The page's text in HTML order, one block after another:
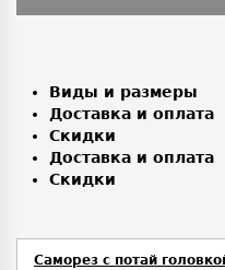
Виды и размеры
Доставка и оплата
Скидки
Доставка и оплата
Скидки
Саморез с потай